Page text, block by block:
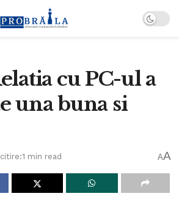
cu PC-ul a
una buna si
min read AA